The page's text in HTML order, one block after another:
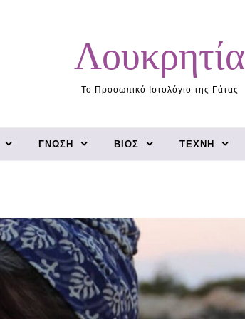
Λουκρητία
Το Προσωπικό Ιστολόγιο της Γάτας
ΓΝΏΣΗ ΒΊΟΣ ΤΈΧΝΗ